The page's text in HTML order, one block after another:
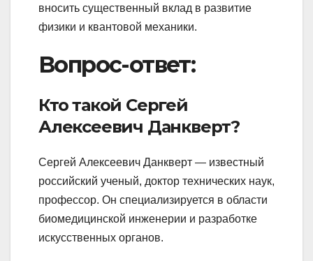
вносить существенный вклад в развитие
физики и квантовой механики.
Вопрос-ответ:
Кто такой Сергей
Алексеевич Данкверт?
Сергей Алексеевич Данкверт — известный
российский ученый, доктор технических наук,
профессор. Он специализируется в области
биомедицинской инженерии и разработке
искусственных органов.